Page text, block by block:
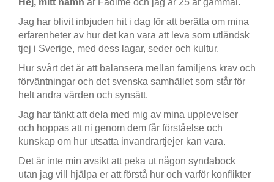
Hej, mitt namn är Fadime och jag är 25 år gammal.
Jag har blivit inbjuden hit i dag för att berätta om mina
erfarenheter av hur det kan vara att leva som utländsk
tjej i Sverige, med dess lagar, seder och kultur.
Hur svårt det är att balansera mellan familjens krav och
förväntningar och det svenska samhället som står för
helt andra värden och synsätt.
Jag har tänkt att dela med mig av mina upplevelser
och hoppas att ni genom dem får förståelse och
kunskap om hur utsatta invandrartjejer kan vara.
Det är inte min avsikt att peka ut någon syndabock
utan jag vill hjälpa er att förstå hur och varför konflikter